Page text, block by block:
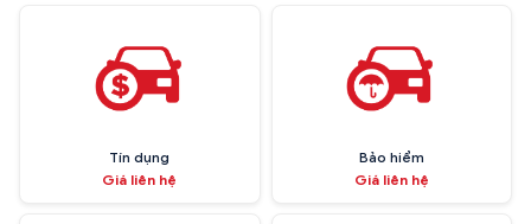
Tín dụng
Giá liên hệ
Bảo hiểm
Giá liên hệ